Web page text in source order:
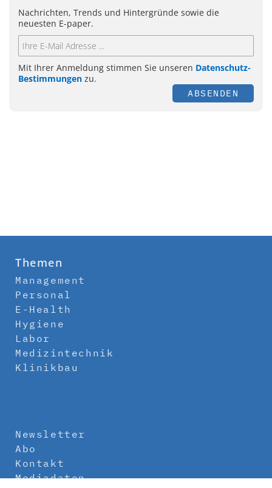
Nachrichten, Trends und Hintergründe sowie die
neuesten E-paper.
Mit Ihrer Anmeldung stimmen Sie unseren Datenschutz-
Bestimmungen zu.
ABSENDEN
Themen
Management
Personal
E-Health
Hygiene
Labor
Medizintechnik
Klinikbau
Newsletter
Abo
Kontakt
Mediadaten